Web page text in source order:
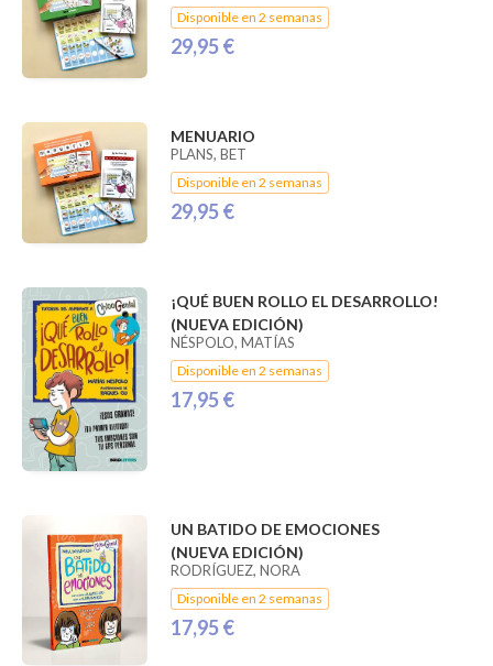
Disponible en 2 semanas
29,95 €
MENUARIO
PLANS, BET
Disponible en 2 semanas
29,95 €
¡QUÉ BUEN ROLLO EL DESARROLLO!
(NUEVA EDICIÓN)
NÉSPOLO, MATÍAS
Disponible en 2 semanas
17,95 €
UN BATIDO DE EMOCIONES
(NUEVA EDICIÓN)
RODRÍGUEZ, NORA
Disponible en 2 semanas
17,95 €